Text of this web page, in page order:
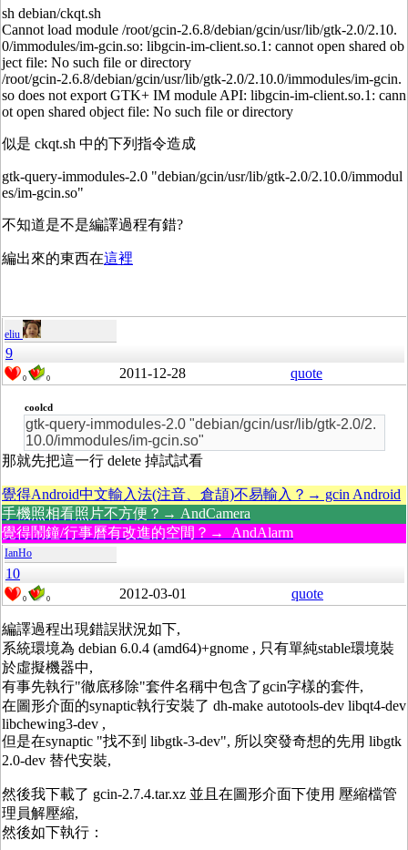
sh debian/ckqt.sh
Cannot load module /root/gcin-2.6.8/debian/gcin/usr/lib/gtk-2.0/2.10.
0/immodules/im-gcin.so: libgcin-im-client.so.1: cannot open shared ob
ject file: No such file or directory
/root/gcin-2.6.8/debian/gcin/usr/lib/gtk-2.0/2.10.0/immodules/im-gcin.
so does not export GTK+ IM module API: libgcin-im-client.so.1: cann
ot open shared object file: No such file or directory
似是 ckqt.sh 中的下列指令造成
gtk-query-immodules-2.0 "debian/gcin/usr/lib/gtk-2.0/2.10.0/immodul
es/im-gcin.so"
不知道是不是編譯過程有錯?
編出來的東西在這裡
eliu
9
0 0 2011-12-28 quote
coolcd
gtk-query-immodules-2.0 "debian/gcin/usr/lib/gtk-2.0/2.
10.0/immodules/im-gcin.so"
那就先把這一行 delete 掉試試看
覺得Android中文輸入法(注音、倉頡)不易輸入？→ gcin Android
手機照相看照片不方便？→ AndCamera
覺得鬧鐘/行事曆有改進的空間？→ AndAlarm
IanHo
10
0 0 2012-03-01 quote
編譯過程出現錯誤狀況如下,
系統環境為 debian 6.0.4 (amd64)+gnome , 只有單純stable環境裝
於虛擬機器中,
有事先執行"徹底移除"套件名稱中包含了gcin字樣的套件,
在圖形介面的synaptic執行安裝了 dh-make autotools-dev libqt4-dev
libchewing3-dev ,
但是在synaptic "找不到 libgtk-3-dev", 所以突發奇想的先用 libgtk
2.0-dev 替代安裝,
然後我下載了 gcin-2.7.4.tar.xz 並且在圖形介面下使用 壓縮檔管
理員解壓縮,
然後如下執行：